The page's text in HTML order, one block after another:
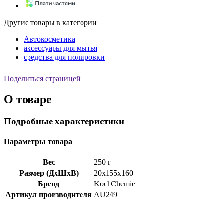
Другие товары в категории
Автокосметика
аксессуары для мытья
средства для полировки
Поделиться страницей
О товаре
Подробные характеристики
Параметры товара
Вес
250 г
Размер (ДхШхВ)
20x155x160
Бренд
KochChemie
Артикул производителя AU249